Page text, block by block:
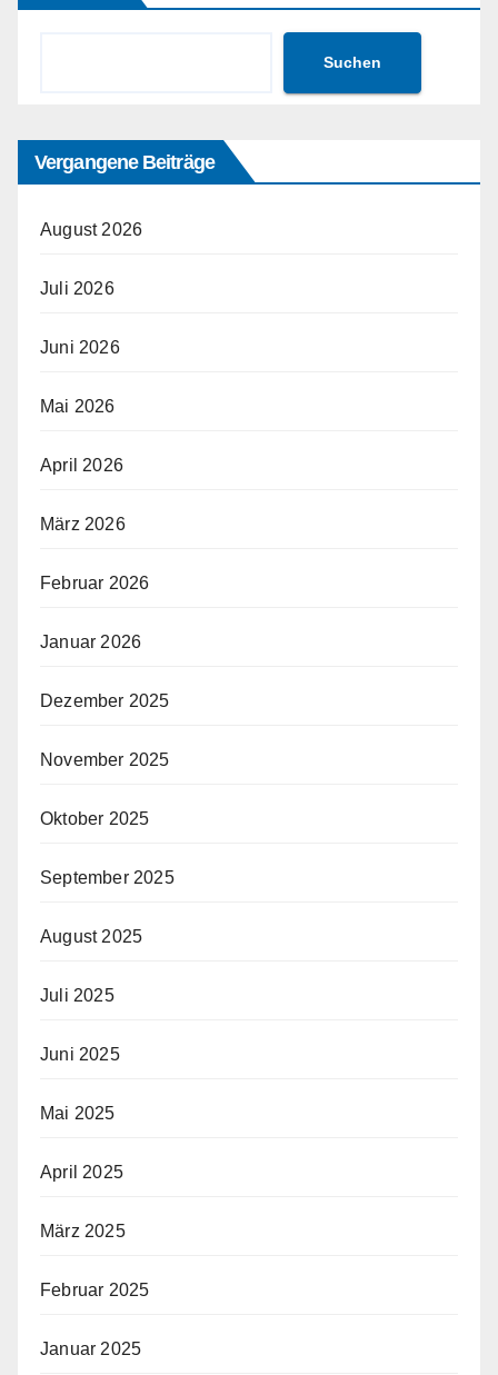
Suchen
Vergangene Beiträge
August 2026
Juli 2026
Juni 2026
Mai 2026
April 2026
März 2026
Februar 2026
Januar 2026
Dezember 2025
November 2025
Oktober 2025
September 2025
August 2025
Juli 2025
Juni 2025
Mai 2025
April 2025
März 2025
Februar 2025
Januar 2025